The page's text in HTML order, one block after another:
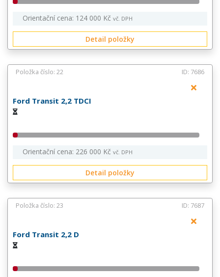
Orientační cena: 124 000 Kč vč. DPH
Detail položky
Položka číslo: 22 ID: 7686
Ford Transit 2,2 TDCI
Orientační cena: 226 000 Kč vč. DPH
Detail položky
Položka číslo: 23 ID: 7687
Ford Transit 2,2 D